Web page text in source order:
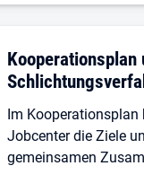
Kooperationsplan
Im
Jobcenter die Ziele
gemeinsamen